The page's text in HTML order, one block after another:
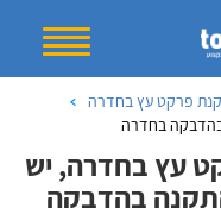
פרקט עץ בחדרה
בחדרה
עץ בחדרה, יש
בהדבקה